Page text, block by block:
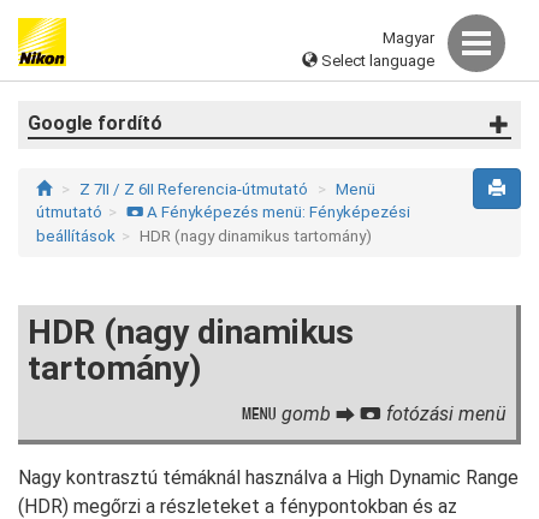
Magyar
Select language
Google fordító
Z 7II / Z 6II Referencia-útmutató
Menü
útmutató
C A Fényképezés menü: Fényképezési
beállítások
HDR (nagy dinamikus tartomány)
HDR (nagy dinamikus
tartomány)
G gomb U C fotózási menü
Nagy kontrasztú témáknál használva a High Dynamic Range
(HDR) megőrzi a részleteket a fénypontokban és az